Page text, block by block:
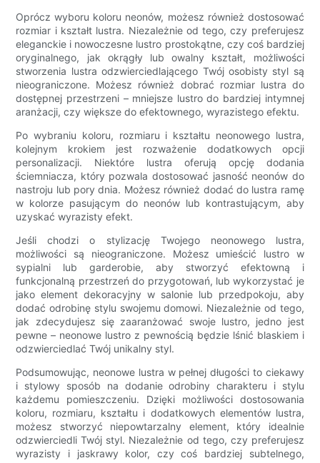
Oprócz wyboru koloru neonów, możesz również dostosować
rozmiar i kształt lustra. Niezależnie od tego, czy preferujesz
eleganckie i nowoczesne lustro prostokątne, czy coś bardziej
oryginalnego, jak okrągły lub owalny kształt, możliwości
stworzenia lustra odzwierciedlającego Twój osobisty styl są
nieograniczone. Możesz również dobrać rozmiar lustra do
dostępnej przestrzeni – mniejsze lustro do bardziej intymnej
aranżacji, czy większe do efektownego, wyrazistego efektu.
Po wybraniu koloru, rozmiaru i kształtu neonowego lustra,
kolejnym krokiem jest rozważenie dodatkowych opcji
personalizacji. Niektóre lustra oferują opcję dodania
ściemniacza, który pozwala dostosować jasność neonów do
nastroju lub pory dnia. Możesz również dodać do lustra ramę
w kolorze pasującym do neonów lub kontrastującym, aby
uzyskać wyrazisty efekt.
Jeśli chodzi o stylizację Twojego neonowego lustra,
możliwości są nieograniczone. Możesz umieścić lustro w
sypialni lub garderobie, aby stworzyć efektowną i
funkcjonalną przestrzeń do przygotowań, lub wykorzystać je
jako element dekoracyjny w salonie lub przedpokoju, aby
dodać odrobinę stylu swojemu domowi. Niezależnie od tego,
jak zdecydujesz się zaaranżować swoje lustro, jedno jest
pewne – neonowe lustro z pewnością będzie lśnić blaskiem i
odzwierciedlać Twój unikalny styl.
Podsumowując, neonowe lustra w pełnej długości to ciekawy
i stylowy sposób na dodanie odrobiny charakteru i stylu
każdemu pomieszczeniu. Dzięki możliwości dostosowania
koloru, rozmiaru, kształtu i dodatkowych elementów lustra,
możesz stworzyć niepowtarzalny element, który idealnie
odzwierciedli Twój styl. Niezależnie od tego, czy preferujesz
wyrazisty i jaskrawy kolor, czy coś bardziej subtelnego,